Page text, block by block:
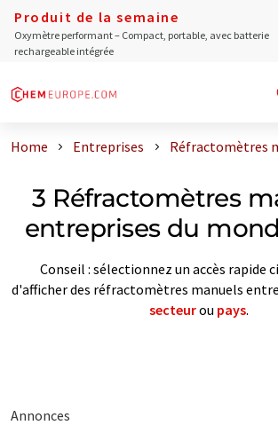
Produit de la semaine
Oxymètre performant – Compact, portable, avec batterie
rechargeable intégrée
Home Entreprises Réfractomètres
3 Réfractomètres
entreprises du
Conseil : sélectionnez un accès rapide
d'afficher des réfractomètres manuels
secteurou pays.
Annonces